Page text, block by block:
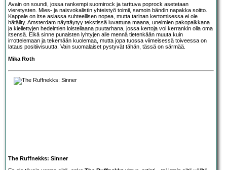
Avain on soundi, jossa rankempi suomirock ja tarttuva poprock asetetaan
vieretysten. Mies- ja naisvokalistin yhteistyö toimii, samoin bändin napakka soitto.
Kappale on itse asiassa suhteellisen nopea, mutta tarinan kertomisessa ei ole
hätäilty. Amsterdam näyttäytyy tekstissä luvattuna maana, unelmien pakopaikkana
ja kiellettyjen hedelmien loisteliaana puutarhana, jossa kertoja voi kerrankin olla oma
itsensä. Eikä sinne punaisten lyhtyjen alle mennä tietenkään muuta kuin
irrottelemaan ja tekemään kuolemaa, mutta jopa tuossa viimeisessä toiveessa on
lataus positiivisuutta. Vain suomalaiset pystyvät tähän, tässä on särmää.
Mika Roth
The Ruffnekks: Sinner